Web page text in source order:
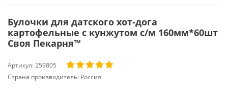
Булочки для датского хот-дога
картофельные с кунжутом с/м 160мм*60шт
Своя Пекарня™
Артикул:259805
Страна производитель: Россия